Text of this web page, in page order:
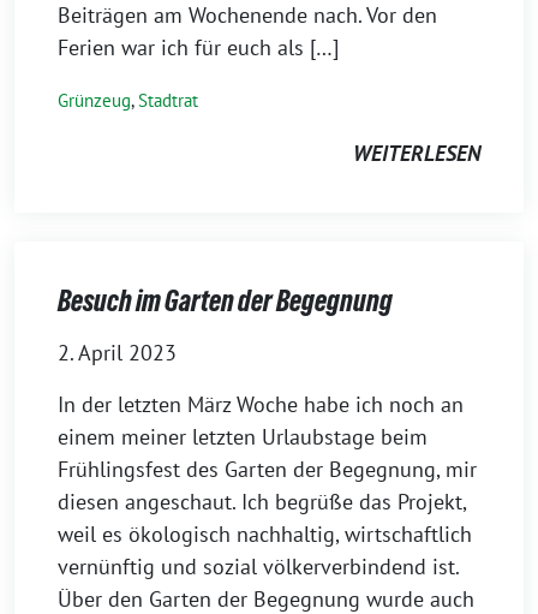
Beiträgen am Wochenende nach. Vor den
Ferien war ich für euch als […]
Grünzeug,Stadtrat
WEITERLESEN
Besuch im Garten der Begegnung
2. April 2023
In der letzten März Woche habe ich noch an
einem meiner letzten Urlaubstage beim
Frühlingsfest des Garten der Begegnung, mir
diesen angeschaut. Ich begrüße das Projekt,
weil es ökologisch nachhaltig, wirtschaftlich
vernünftig und sozial völkerverbindend ist.
Über den Garten der Begegnung wurde auch